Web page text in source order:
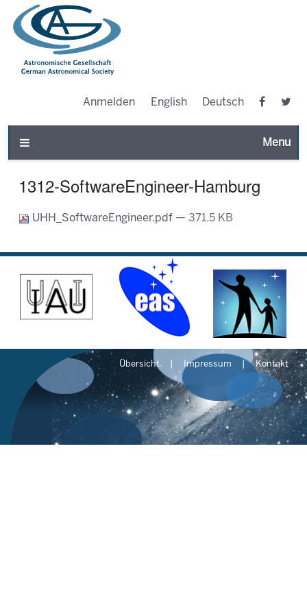
Anmelden English Deutsch
Toggle
1312-SoftwareEngineer-Hamburg
UHH_SoftwareEngineer.pdf — 371.5 KB
Übersicht Impressum Kontakt